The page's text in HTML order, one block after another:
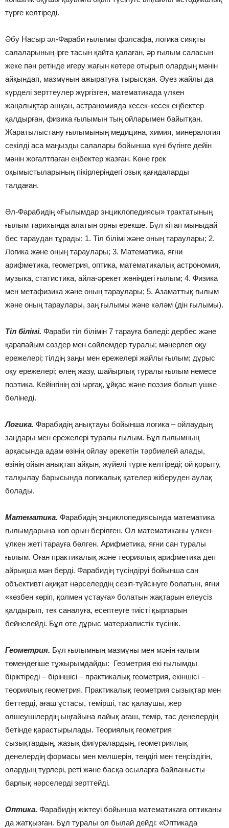
түрге келтіреді.
Әбу Насыр әл-Фараби ғылымы фәлсафа, логика сияқты
салаларының ірге тасын қайта қалаған, әр ғылым саласын
жеке пән ретінде игеру жағын көтере отырып олардың мәнін
айқындап, мазмұнын ажыратуға тырысқан. Әуез жайлы да
күрделі зерттеулер жүргізген, математикада үлкен
жаңалықтар ашқан, астраномияда кесек-кесек еңбектер
қалдырған, физика ғылымын тың ойларымен байытқан.
Жаратылыстану ғылымының медицина, химия, минералогия
секілді аса маңызды салалары бойынша күні бүгінге дейін
мәнін жоғалтпаған еңбектер жазған. Көне грек
оқымыстыларының пікірле­ріндегі озық қағидаларды
талдаған.
Әл-Фарабидің «Ғылымдар энциклопедиясы» трактатының
ғылым тарихында алатын орны ерекше. Бұл кітап мыныдай
бес тараудан тұрады: 1. Тіл білімі және оның тараулары; 2.
Логика және оның тараулары; 3. Математика, яғни
арифметика, геометрия, оптика, математикалық астрономия,
музыка, статистика, айла-әрекет жөніндегі ғылым; 4. Физика
мен метафизика және оның тараулары; 5. Азаматтық ғылым
және оның тараулары, заң ғылымы және кәләм (дін ғылымы).
Тіл білімі. Фараби тіл білімін 7 тарауға бөледі: дербес және
қарапайым сөздер мен сөйлемдер туралы; мәнерлеп оқу
ережелері; тілдің заңы мен ережелері жайлы ғылым; дұрыс
оқу ережелері; өлең жазу, шайырлық туралы ғылым немесе
поэтика. Кейінгінің өзі ырғақ, ұйқас және поэзия болып үшке
бөлінеді.
Логика. Фарабидің анықтауы бойынша логика – ойлаудың
заңдары мен ережелері туралы ғылым. Бұл ғылымның
арқасында адам өзінің ойлау әрекетін тәрбиелей алады,
өзінің ойын анықтап айқын, жүйелі түрге келтіреді; ой қорыту,
талқылау барысында логикалық қателер жіберуден аулақ
болады.
Математика. Фарабидің энциклопедиясында математика
ғылымдарына көп орын берілген. Ол математиканы үлкен-
үлкен жеті тарауға бөлген. Арифметика, яғни сан туралы
ғылым. Оған практикалық және теориялық арифметика деп
айрықша мән берді. Фарабидің түсіндіруі бойынша сан
объективті ақиқат нәрселердің сезіп-түйсінуге болатын, яғни
«көзбен көріп, қолмен ұстауға» болатын жақтарын елеусіз
қалдырып, тек саналуға, есептеуге тиісті қырларын
бейнелейді. Бұл өте дұрыс материалистік түсінік.
Геометрия. Бұл ғылымның мазмұны мен мәнін ғалым
төмендегіше тұжырымдайды: Геометрия екі ғылымды
біріктіреді – біріншісі – практикалық геометрия, екіншісі –
теориялық геометрия. Практикалық геометрия сызықтар мен
беттерді, ағаш ұстасы, темірші, тас қалаушы, жер
өлшеушілердің ыңғайына лайық ағаш, темір, тас денелердің
бетінде қарастырылады. Теориялық геометрия
сызықтардың, жазық фигуралардың, геометриялық
денелердің формасы мен мөлшерін, теңдігі мен теңсіздігін,
олардың түрлері, реті және басқа осыларға байланысты
барлық нәрселерді зерттейді.
Оптика. Фарабидің жіктеуі бойынша математикаға оптиканы
да жатқызған. Бұл туралы ол былай дейді: «Оптикада